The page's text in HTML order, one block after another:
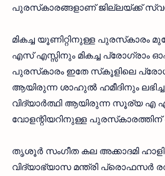
പുരസ്‌കാരങ്ങളാണ് ജില്ലയ്ക്ക്
മികച്ച യൂണിറ്റിനുള്ള പുരസ്‌കാരം
എസ് എസ്സിനും മികച്ച പ്രോഗ്രാം
പുരസ്‌കാരം ഇതേ സ്‌കൂളിലെ
ആയിരുന്ന ശാഹുല്‍ ഹമീദിനും
വിദ്യാര്‍ത്ഥി ആയിരുന്ന സൂര്യ എ
വോളന്റിയറിനുള്ള
തൃശൂര്‍ സംഗീത കല അക്കാദമി
വിദ്യാഭ്യാസ മന്ത്രി പ്രൊഫസര്‍